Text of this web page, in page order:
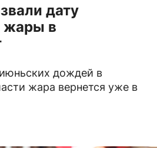
дату
жары в
дождей в
жара вернется уже в